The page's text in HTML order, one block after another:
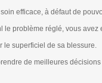
efficace, à défaut de
problème réglé, vous
le superficiel de sa blessure.
de meilleures